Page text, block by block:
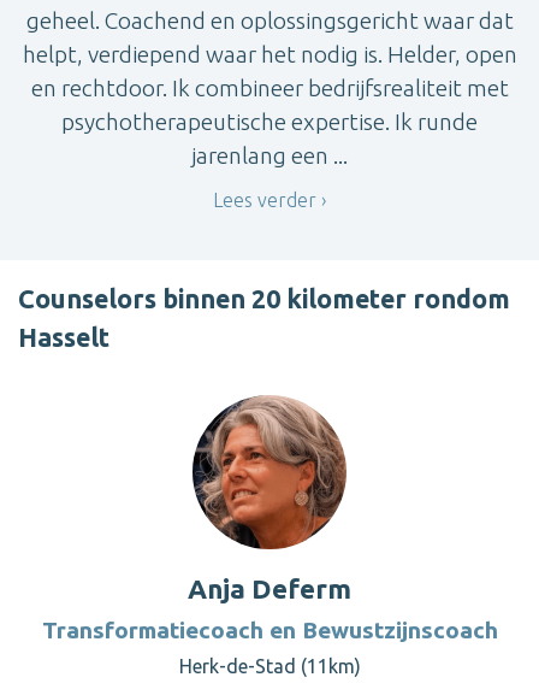
geheel. Coachend en oplossingsgericht waar dat
helpt, verdiepend waar het nodig is. Helder, open
en rechtdoor. Ik combineer bedrijfsrealiteit met
psychotherapeutische expertise. Ik runde
jarenlang een ...
Lees verder
Counselors binnen 20 kilometer rondom
Hasselt
Anja Deferm
Transformatiecoach en Bewustzijnscoach
Herk-de-Stad (11km)